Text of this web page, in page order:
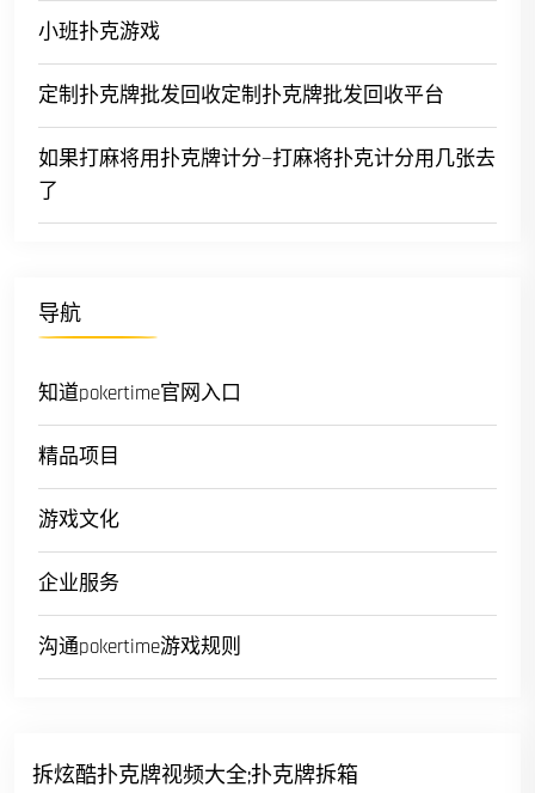
小班扑克游戏
定制扑克牌批发回收定制扑克牌批发回收平台
如果打麻将用扑克牌计分—打麻将扑克计分用几张去
了
导航
知道pokertime官网入口
精品项目
游戏文化
企业服务
沟通pokertime游戏规则
拆炫酷扑克牌视频大全;扑克牌拆箱